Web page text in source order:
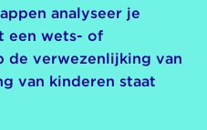
analyseer je
een wets- of
de verwezenlijking van
van kinderen staat